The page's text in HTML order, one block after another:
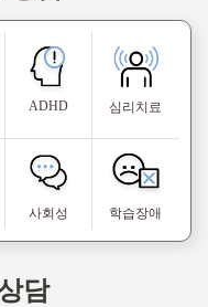
ADHD 심리치료
사회성 학습장애
담